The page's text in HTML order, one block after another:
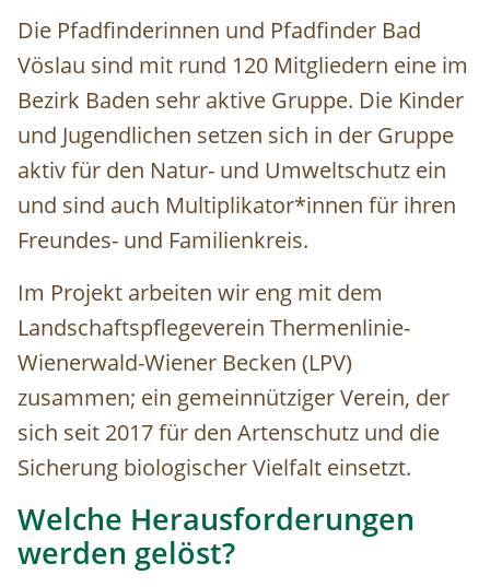
Die Pfadfinderinnen und Pfadfinder Bad
Vöslau sind mit rund 120 Mitgliedern eine im
Bezirk Baden sehr aktive Gruppe. Die Kinder
und Jugendlichen setzen sich in der Gruppe
aktiv für den Natur- und Umweltschutz ein
und sind auch Multiplikator*innen für ihren
Freundes- und Familienkreis.
Im Projekt arbeiten wir eng mit dem
Landschaftspflegeverein Thermenlinie-
Wienerwald-Wiener Becken (LPV)
zusammen; ein gemeinnütziger Verein, der
sich seit 2017 für den Artenschutz und die
Sicherung biologischer Vielfalt einsetzt.
Welche Herausforderungen
werden gelöst?